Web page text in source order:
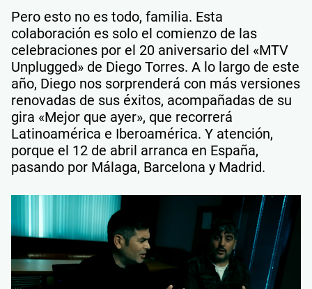
Pero esto no es todo, familia. Esta
colaboración es solo el comienzo de las
celebraciones por el 20 aniversario del «MTV
Unplugged» de Diego Torres. A lo largo de este
año, Diego nos sorprenderá con más versiones
renovadas de sus éxitos, acompañadas de su
gira «Mejor que ayer», que recorrerá
Latinoamérica e Iberoamérica. Y atención,
porque el 12 de abril arranca en España,
pasando por Málaga, Barcelona y Madrid.